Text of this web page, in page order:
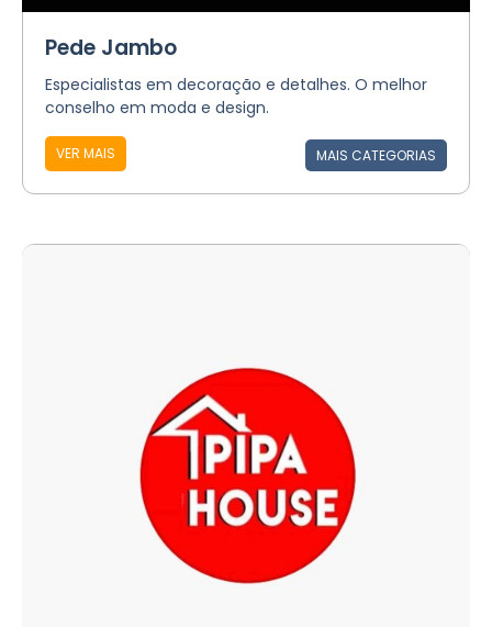
Pede Jambo
Especialistas em decoração e detalhes. O melhor
conselho em moda e design.
VER MAIS MAIS CATEGORIAS